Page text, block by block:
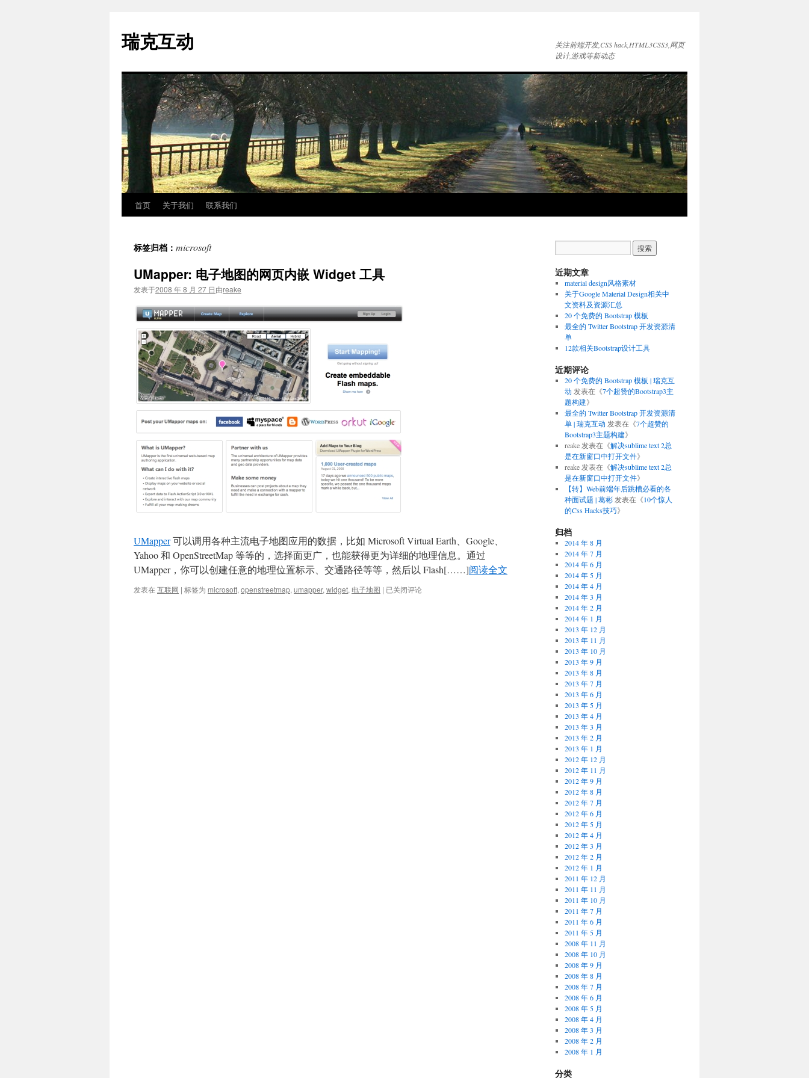
瑞克互动
关注前端开发,CSS hack,HTML3CSS3,网页
设计,游戏等新动态
正
首页 关于我们 联系我们
标签归档： microsoft
UMapper: 电子地图的网页内嵌 Widget 工具
发表于2008 年 8 月 27 日由reake
UMapper可以调用各种主流电子地图应用的数据，比如 Microsoft Virtual Earth、Google、
Yahoo 和 OpenStreetMap 等等的，选择面更广，也能获得更为详细的地理信息。通过
UMapper，你可以创建任意的地理位置标示、交通路径等等，然后以 Flash[……]阅读全文
发表在互联网 | 标签为 microsoft, openstreetmap, umapper, widget, 电子地图 | UMapper:
已关闭评论
近期文章
material design风格素材
关于Google Material Design相关中
文资料及资源汇总
20 个免费的 Bootstrap 模板
最全的 Twitter Bootstrap 开发资源清
单
12款相关Bootstrap设计工具
近期评论
20 个免费的 Bootstrap 模板 | 瑞克互
动 发表在《7个超赞的Bootstrap3主
题构建》
最全的 Twitter Bootstrap 开发资源清
单 | 瑞克互动 发表在《7个超赞的
Bootstrap3主题构建》
reake发表在《解决sublime text 2总
是在新窗口中打开文件》
reake发表在《解决sublime text 2总
是在新窗口中打开文件》
【转】Web前端年后跳槽必看的各
种面试题 | 葛彬发表在《10个惊人
的Css Hacks技巧》
归档
2014 年 8 月
2014 年 7 月
2014 年 6 月
2014 年 5 月
2014 年 4 月
2014 年 3 月
2014 年 2 月
2014 年 1 月
2013 年 12 月
2013 年 11 月
2013 年 10 月
2013 年 9 月
2013 年 8 月
2013 年 7 月
2013 年 6 月
2013 年 5 月
2013 年 4 月
2013 年 3 月
2013 年 2 月
2013 年 1 月
2012 年 12 月
2012 年 11 月
2012 年 9 月
2012 年 8 月
2012 年 7 月
2012 年 6 月
2012 年 5 月
2012 年 4 月
2012 年 3 月
2012 年 2 月
2012 年 1 月
2011 年 12 月
2011 年 11 月
2011 年 10 月
2011 年 7 月
2011 年 6 月
2011 年 5 月
2008 年 11 月
2008 年 10 月
2008 年 9 月
2008 年 8 月
2008 年 7 月
2008 年 6 月
2008 年 5 月
2008 年 4 月
2008 年 3 月
2008 年 2 月
2008 年 1 月
分类